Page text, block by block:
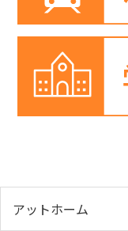
アットホーム